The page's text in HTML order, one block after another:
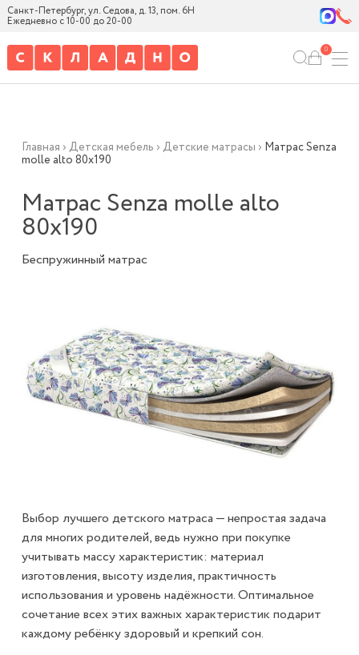
Санкт-Петербург, ул. Седова, д. 13, пом. 6Н
Ежедневно с 10-00 до 20-00
0
Главная › Детская мебель › Детские матрасы › Матрас Senza
molle alto 80х190
Матрас Senza molle alto
80х190
Беспружинный матрас
Выбор лучшего детского матраса — непростая задача
для многих родителей, ведь нужно при покупке
учитывать массу характеристик: материал
изготовления, высоту изделия, практичность
использования и уровень надёжности. Оптимальное
сочетание всех этих важных характеристик подарит
каждому ребёнку здоровый и крепкий сон.